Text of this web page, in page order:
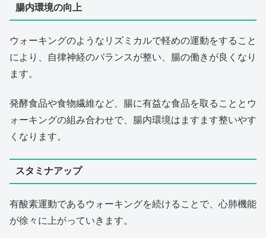
腸内環境の向上
ウォーキングのようなリズミカルで軽めの運動をすること
により、自律神経のバランスが整い、腸の働きが良くなり
ます。
発酵食品や食物繊維など、腸に有益な食品を取ることとウ
ォーキングの組み合わせで、腸内環境はますます整いやす
くなります。
スタミナアップ
有酸素運動であるウォーキングを続けることで、心肺機能
が徐々に上がっていきます。